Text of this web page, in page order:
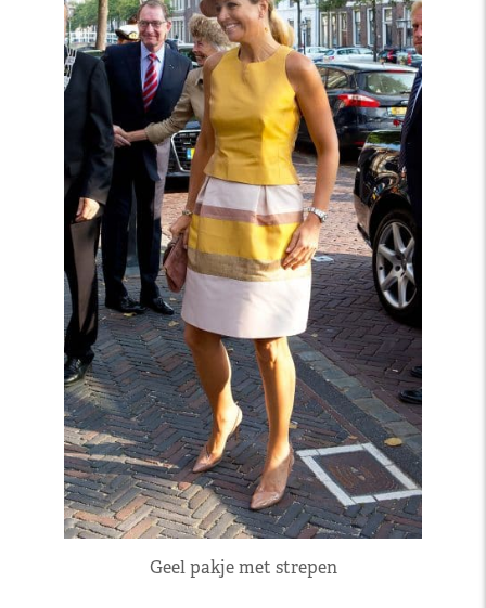
Geel pakje met strepen